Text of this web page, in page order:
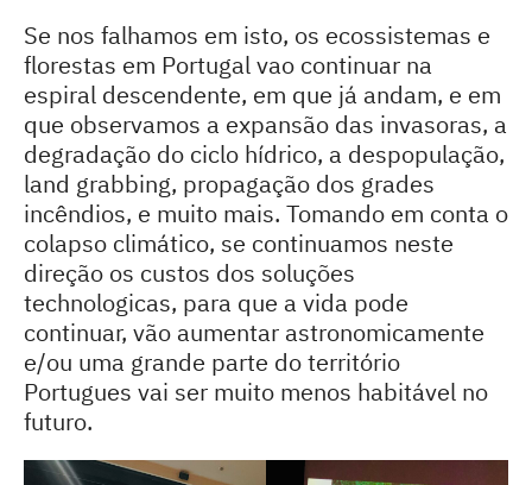
Se nos falhamos em isto, os ecossistemas e
florestas em Portugal vao continuar na
espiral descendente, em que já andam, e em
que observamos a expansão das invasoras, a
degradação do ciclo hídrico, a despopulação,
land grabbing, propagação dos grades
incêndios, e muito mais. Tomando em conta o
colapso climático, se continuamos neste
direção os custos dos soluções
technologicas, para que a vida pode
continuar, vão aumentar astronomicamente
e/ou uma grande parte do território
Portugues vai ser muito menos habitável no
futuro.